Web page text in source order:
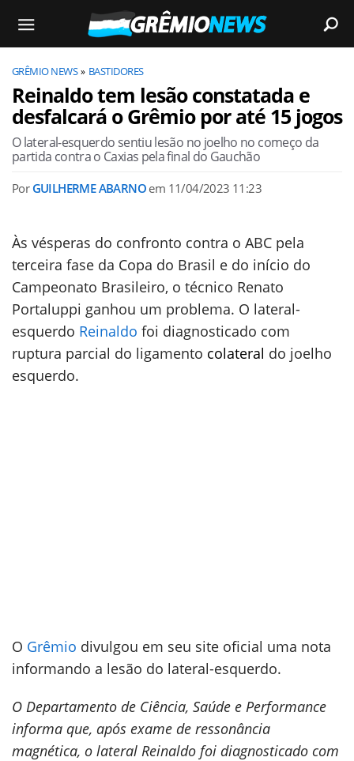
GRÊMIO NEWS BASTIDORES
Reinaldo tem lesão constatada e
desfalcará o Grêmio por até 15 jogos
O lateral-esquerdo sentiu lesão no joelho no começo da
partida contra o Caxias pela final do Gauchão
Por GUILHERME ABARNO em 11/04/2023 11:23
Às vésperas do confronto contra o ABC pela
terceira fase da Copa do Brasil e do início do
Campeonato Brasileiro, o técnico Renato
Portaluppi ganhou um problema. O lateral-
esquerdo Reinaldo foi diagnosticado com
ruptura parcial do ligamento colateral do joelho
esquerdo.
O Grêmio divulgou em seu site oficial uma nota
informando a lesão do lateral-esquerdo.
O Departamento de Ciência, Saúde e Performance
informa que, após exame de ressonância
magnética, o lateral Reinaldo foi diagnosticado com